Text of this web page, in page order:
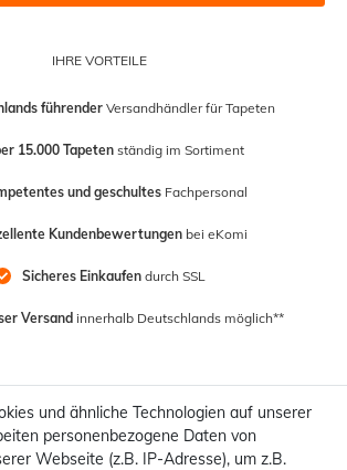
IHRE VORTEILE
führender Versandhändler für Tapeten
15.000 Tapeten ständig im Sortiment
und geschultes Fachpersonal
Kundenbewertungen bei eKomi
Sicheres Einkaufen durch SSL
Versand innerhalb Deutschlands möglich**
und ähnliche Technologien auf unserer
personenbezogene Daten von
Webseite (z.B. IP-Adresse), um z.B.